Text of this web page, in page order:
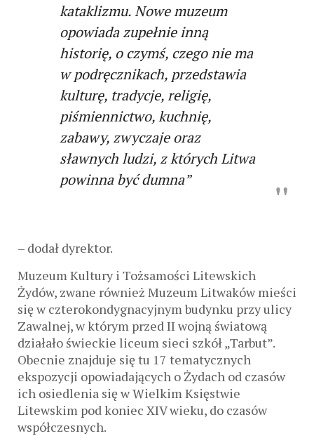
kataklizmu. Nowe muzeum
opowiada zupełnie inną
historię, o czymś, czego nie ma
w podręcznikach, przedstawia
kulturę, tradycje, religię,
piśmiennictwo, kuchnię,
zabawy, zwyczaje oraz
sławnych ludzi, z których Litwa
powinna być dumna”
– dodał dyrektor.
Muzeum Kultury i Tożsamości Litewskich
Żydów, zwane również Muzeum Litwaków mieści
się w czterokondygnacyjnym budynku przy ulicy
Zawalnej, w którym przed II wojną światową
działało świeckie liceum sieci szkół „Tarbut”.
Obecnie znajduje się tu 17 tematycznych
ekspozycji opowiadających o Żydach od czasów
ich osiedlenia się w Wielkim Księstwie
Litewskim pod koniec XIV wieku, do czasów
współczesnych.